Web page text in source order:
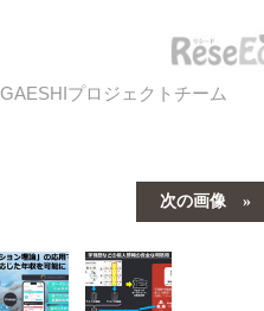
プロジェクトチーム
次の画像